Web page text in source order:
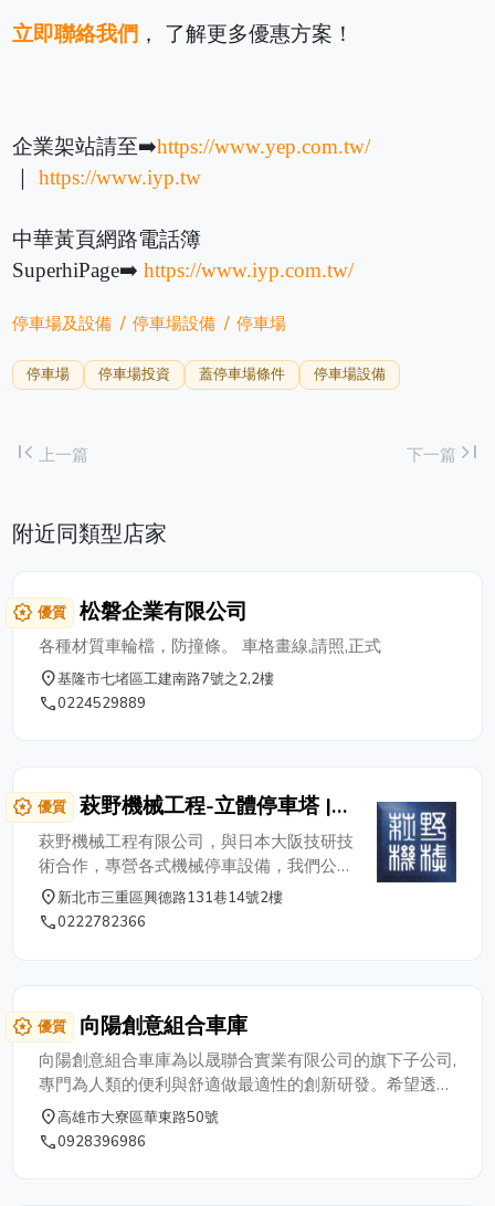
立即聯絡我們 ， 了解更多優惠方案！
企業架站請至➡️https://www.yep.com.tw/
｜https://www.iyp.tw
中華黃頁網路電話簿
SuperhiPage➡️https://www.iyp.com.tw/
停車場及設備 停車場設備 停車場
停車場 停車場投資 蓋停車場條件 停車場設備
first_page 上一篇 下一篇 last_page
附近同類型店家
award_star 優質 松磐企業有限公司
各種材質車輪檔，防撞條。 車格畫線,請照,正式
place基隆市七堵區工建南路7號之2,2樓
phone0224529889
award_star 優質
萩野機械工程-立體停車塔 |
機械化停車設備 專業廠商
萩野機械工程有限公司，與日本大阪技研技
術合作，專營各式機械停車設備，我們公司
是業界少數具有各式各樣類停車設備，從規
劃設計到完工後保養維修等一貫作業之優質
機械停車、汽車梯及大型貨梯、停車場周邊
工程、機械工程、鋼骨結構設計、工業廠房
興建等規劃設計服務。 經營方針： 1. 以人
性化的設計理內，精確性的製造技術，完整
性的品管，讓每個人能無壓力的使用設備。
2. 充份利用每一吋土地讓容車極大化，載重
設定以 2500kg 為標準值。 3. 每一種機型
place新北市三重區興德路131巷14號2樓
phone0222782366
award_star 優質 向陽創意組合車庫
向陽創意組合車庫為以晟聯合實業有限公司的旗下子公司,
專門為人類的便利與舒適做最適性的創新研發。希望透過
團隊與個人,延伸出不同的創意與需求,給現代人們屬意且
價格滿意的多重性功能產品。 向陽創意車庫,不但方便舒
place高雄市大寮區華東路50號
phone0928396986